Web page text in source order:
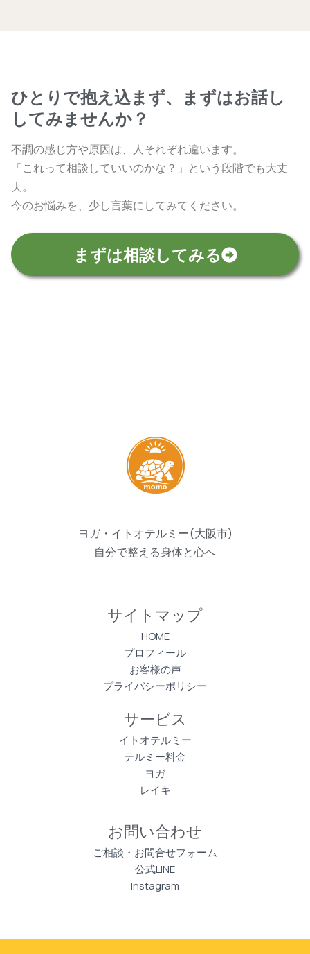
ひとりで抱え込まず、まずはお話し
してみませんか？
不調の感じ方や原因は、人それぞれ違います。
「これって相談していいのかな？」という段階でも大丈
夫。
今のお悩みを、少し言葉にしてみてください。
まずは相談してみる
ヨガ・イトオテルミー(大阪市)
自分で整える身体と心へ
サイトマップ
HOME
プロフィール
お客様の声
プライバシーポリシー
サービス
イトオテルミー
テルミー料金
ヨガ
レイキ
お問い合わせ
ご相談・お問合せフォーム
公式LINE
Instagram